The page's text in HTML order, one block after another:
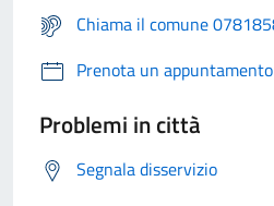
Chiama il comune
Prenota un appuntamento
Problemi in città
Segnala disservizio